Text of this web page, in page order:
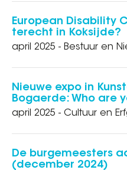
European Disability
terecht in Koksijde?
april 2025 - Bestuur en
Nieuwe expo in
Bogaerde: Who are
april 2025 - Cultuur en
De burgemeesters
(december 2024)